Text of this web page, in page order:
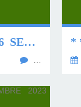
* * * * QUINTÉ DU 16 SEPTEMBRE 2023 * * * *